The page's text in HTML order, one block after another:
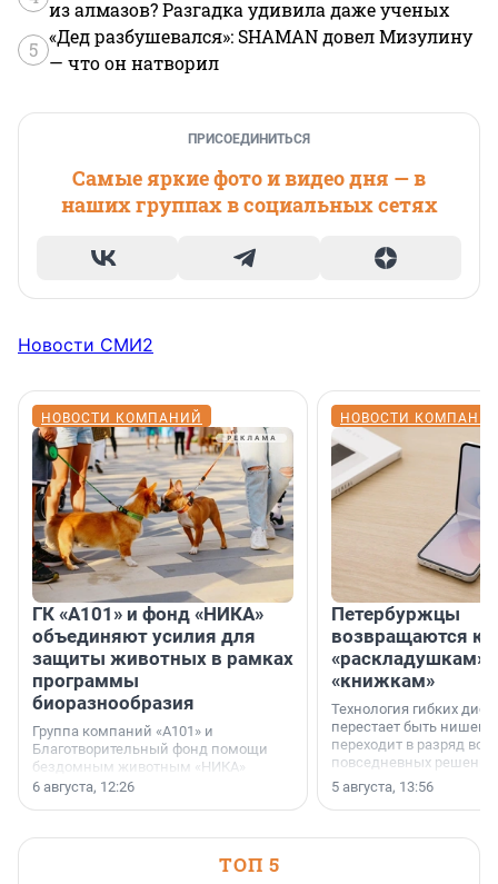
из алмазов? Разгадка удивила даже ученых
5
«Дед разбушевался»: SHAMAN довел Мизулину
— что он натворил
ПРИСОЕДИНИТЬСЯ
Самые яркие фото и видео дня — в
наших группах в социальных сетях
Новости СМИ2
НОВОСТИ КОМПАНИЙ
ГК «А101» и фонд «НИКА»
объединяют усилия для
защиты животных в рамках
программы
биоразнообразия
Группа компаний «А101» и
Благотворительный фонд помощи
бездомным животным «НИКА»
заключили соглашение о
6 августа, 12:26
НОВОСТИ
Петербуржцы
возвращаются к
«раскладушкам»
«книжкам»
Технология гибких
перестает быть
переходит в разряд
повседневных
5 августа, 13:56
ТОП 5